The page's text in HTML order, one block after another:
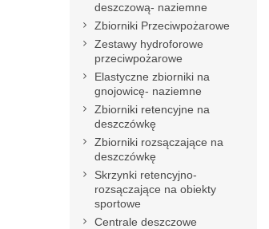
deszczową- naziemne
Zbiorniki Przeciwpożarowe
Zestawy hydroforowe
przeciwpożarowe
Elastyczne zbiorniki na
gnojowicę- naziemne
Zbiorniki retencyjne na
deszczówkę
Zbiorniki rozsączające na
deszczówkę
Skrzynki retencyjno-
rozsączające na obiekty
sportowe
Centrale deszczowe